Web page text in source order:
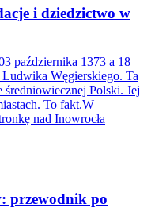
i dziedzictwo w
października 1373 a 18
Węgierskiego. Ta
średniowiecznej Polski. Jej
To fakt.W
nad Inowrocła
przewodnik po